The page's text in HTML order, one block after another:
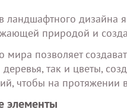
дизайна
природой и
мира позволяет
так и цветы,
чтобы на протяжении
элементы